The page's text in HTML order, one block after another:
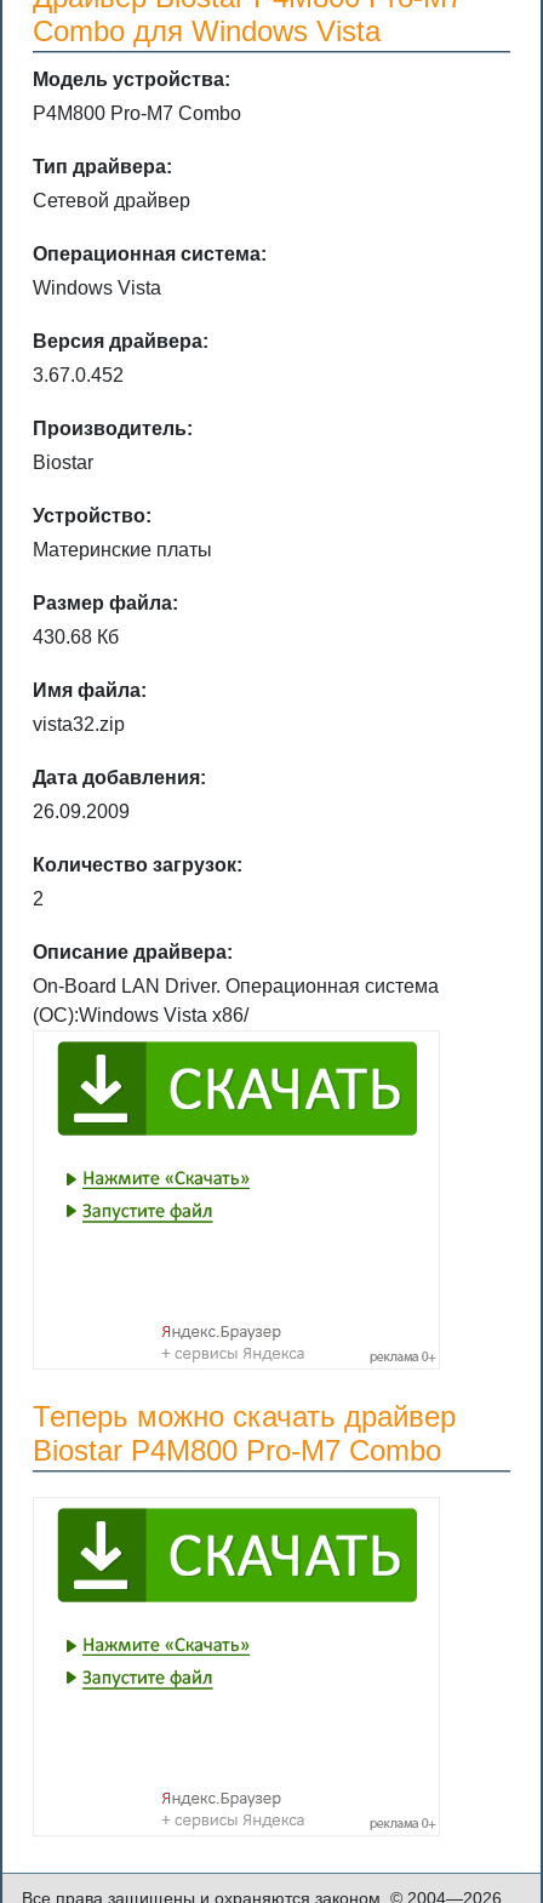
Combo для Windows Vista
Модель устройства:
P4M800 Pro-M7 Combo
Тип драйвера:
Сетевой драйвер
Операционная система:
Windows Vista
Версия драйвера:
3.67.0.452
Производитель:
Biostar
Устройство:
Материнские платы
Размер файла:
430.68 Кб
Имя файла:
vista32.zip
Дата добавления:
26.09.2009
Количество загрузок:
2
Описание драйвера:
On-Board LAN Driver. Операционная система
(ОС):Windows Vista x86/
Теперь можно скачать драйвер
Biostar P4M800 Pro-M7 Combo
Все права защищены и охраняются законом. © 2004—2026